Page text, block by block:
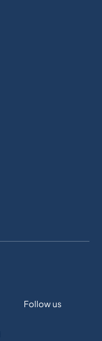
Follow us